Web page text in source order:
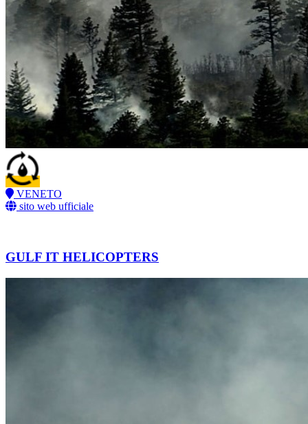
VENETO
sito web ufficiale
GULF IT HELICOPTERS